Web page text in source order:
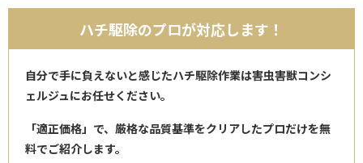
ハチ駆除のプロが対応します！
自分で手に負えないと感じたハチ駆除作業は害虫害獣コンシ
ェルジュにお任せください。
「適正価格」で、厳格な品質基準をクリアしたプロだけを無
料でご紹介します。